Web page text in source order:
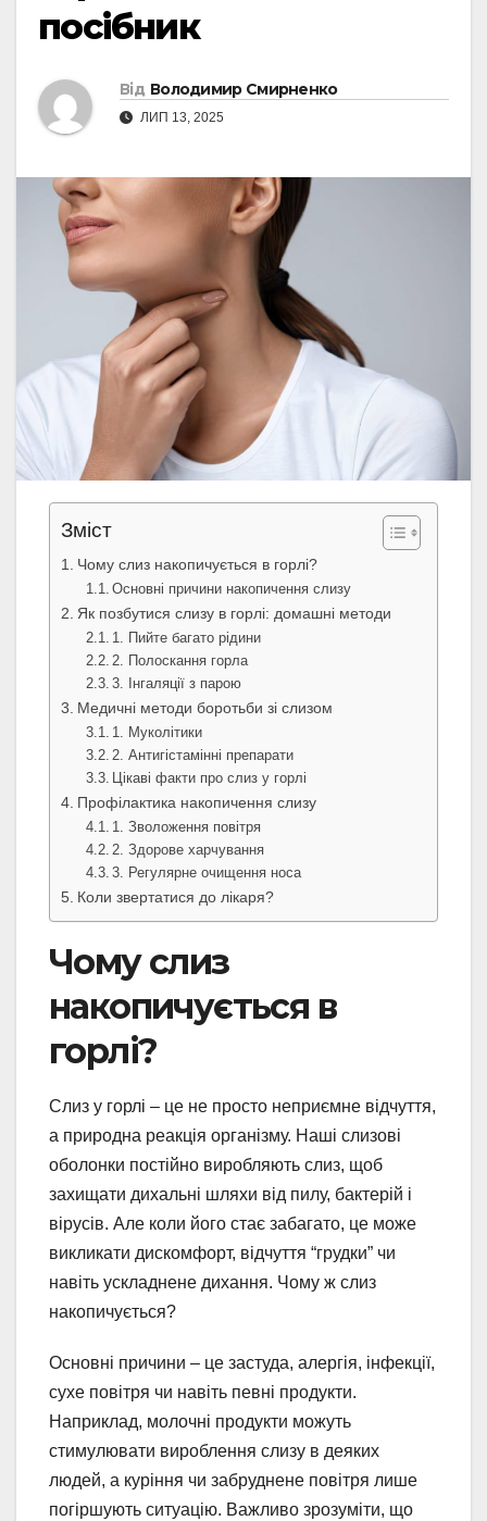
посібник
Від Володимир Смирненко
ЛИП 13, 2025
Зміст
Чому слиз накопичується в горлі?
Основні причини накопичення слизу
Як позбутися слизу в горлі: домашні методи
1. Пийте багато рідини
2. Полоскання горла
3. Інгаляції з парою
Медичні методи боротьби зі слизом
1. Муколітики
2. Антигістамінні препарати
Цікаві факти про слиз у горлі
Профілактика накопичення слизу
1. Зволоження повітря
2. Здорове харчування
3. Регулярне очищення носа
Коли звертатися до лікаря?
Чому слиз
накопичується в
горлі?
Слиз у горлі – це не просто неприємне відчуття,
а природна реакція організму. Наші слизові
оболонки постійно виробляють слиз, щоб
захищати дихальні шляхи від пилу, бактерій і
вірусів. Але коли його стає забагато, це може
викликати дискомфорт, відчуття “грудки” чи
навіть ускладнене дихання. Чому ж слиз
накопичується?
Основні причини – це застуда, алергія, інфекції,
сухе повітря чи навіть певні продукти.
Наприклад, молочні продукти можуть
стимулювати вироблення слизу в деяких
людей, а куріння чи забруднене повітря лише
погіршують ситуацію. Важливо зрозуміти, що